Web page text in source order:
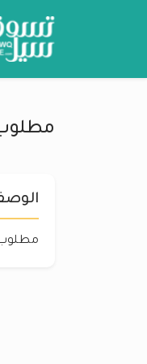
مطلوب